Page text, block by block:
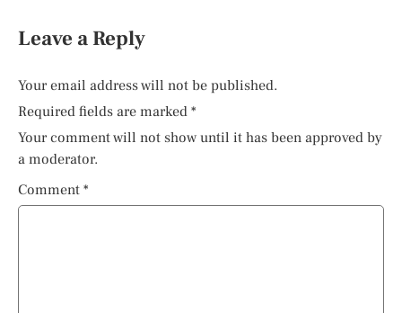
Leave a Reply
Your email address will not be published.
Required fields are marked *
Your comment will not show until it has been approved by
a moderator.
Comment *